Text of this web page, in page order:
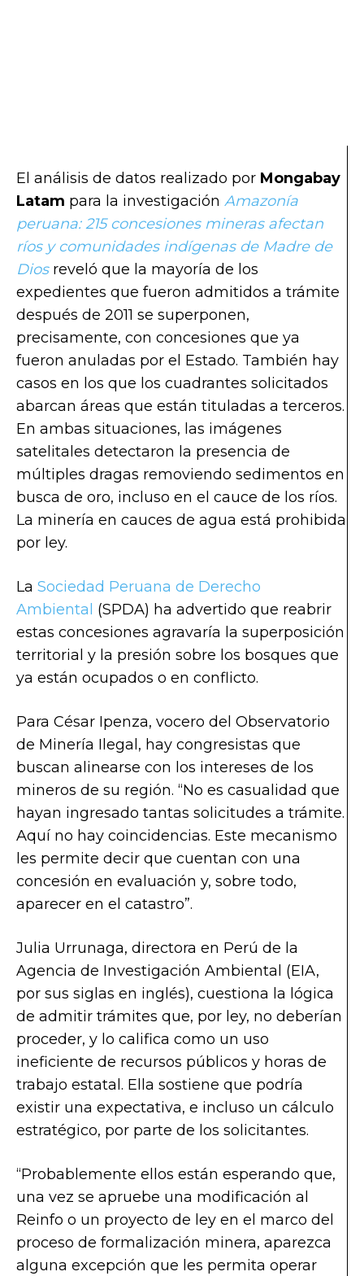
El análisis de datos realizado por Mongabay
Latam para la investigación Amazonía
peruana: 215 concesiones mineras afectan
ríos y comunidades indígenas de Madre de
Diosreveló que la mayoría de los
expedientes que fueron admitidos a trámite
después de 2011 se superponen,
precisamente, con concesiones que ya
fueron anuladas por el Estado. También hay
casos en los que los cuadrantes solicitados
abarcan áreas que están tituladas a terceros.
En ambas situaciones, las imágenes
satelitales detectaron la presencia de
múltiples dragas removiendo sedimentos en
busca de oro, incluso en el cauce de los ríos.
La minería en cauces de agua está prohibida
por ley.
La Sociedad Peruana de Derecho
Ambiental (SPDA) ha advertido que reabrir
estas concesiones agravaría la superposición
territorial y la presión sobre los bosques que
ya están ocupados o en conflicto.
Para César Ipenza, vocero del Observatorio
de Minería Ilegal, hay congresistas que
buscan alinearse con los intereses de los
mineros de su región. “No es casualidad que
hayan ingresado tantas solicitudes a trámite.
Aquí no hay coincidencias. Este mecanismo
les permite decir que cuentan con una
concesión en evaluación y, sobre todo,
aparecer en el catastro”.
Julia Urrunaga, directora en Perú de la
Agencia de Investigación Ambiental (EIA,
por sus siglas en inglés), cuestiona la lógica
de admitir trámites que, por ley, no deberían
proceder, y lo califica como un uso
ineficiente de recursos públicos y horas de
trabajo estatal. Ella sostiene que podría
existir una expectativa, e incluso un cálculo
estratégico, por parte de los solicitantes.
“Probablemente ellos están esperando que,
una vez se apruebe una modificación al
Reinfo o un proyecto de ley en el marco del
proceso de formalización minera, aparezca
alguna excepción que les permita operar